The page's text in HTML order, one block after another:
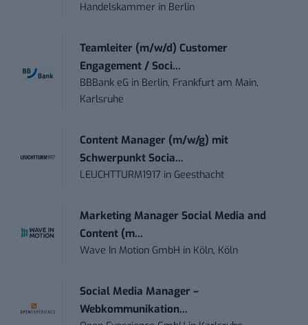
Handelskammer in Berlin
Teamleiter (m/w/d) Customer
Engagement / Soci...
BBBank eG in Berlin, Frankfurt am Main,
Karlsruhe
Content Manager (m/w/g) mit
Schwerpunkt Socia...
LEUCHTTURM1917 in Geesthacht
Marketing Manager Social Media and
Content (m...
Wave In Motion GmbH in Köln, Köln
Social Media Manager –
Webkommunikation...